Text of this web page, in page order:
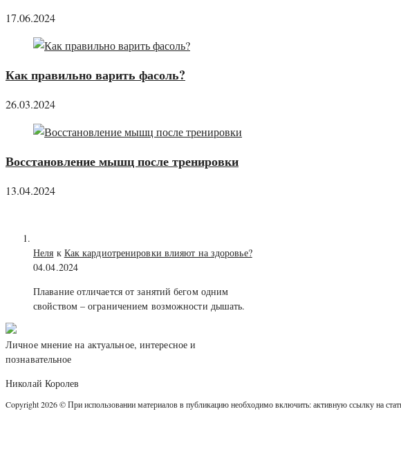
17.06.2024
Как правильно варить фасоль?
26.03.2024
Восстановление мышц после тренировки
13.04.2024
Неля к Как кардиотренировки влияют на здоровье?
04.04.2024
Плавание отличается от занятий бегом одним
свойством – ограничением возможности дышать.
Личное мнение на актуальное, интересное и
познавательное
Николай Королев
Copyright 2026 © При использовании материалов в публикацию необходимо включить: активную ссылку на